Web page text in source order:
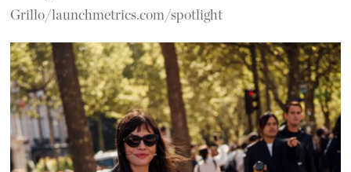
Grillo/launchmetrics.com/spotlight